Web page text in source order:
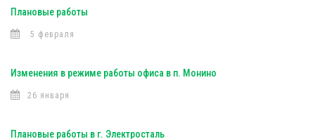
Плановые работы
5 февраля
Изменения в режиме работы офиса в п. Монино
26 января
Плановые работы в г. Электросталь